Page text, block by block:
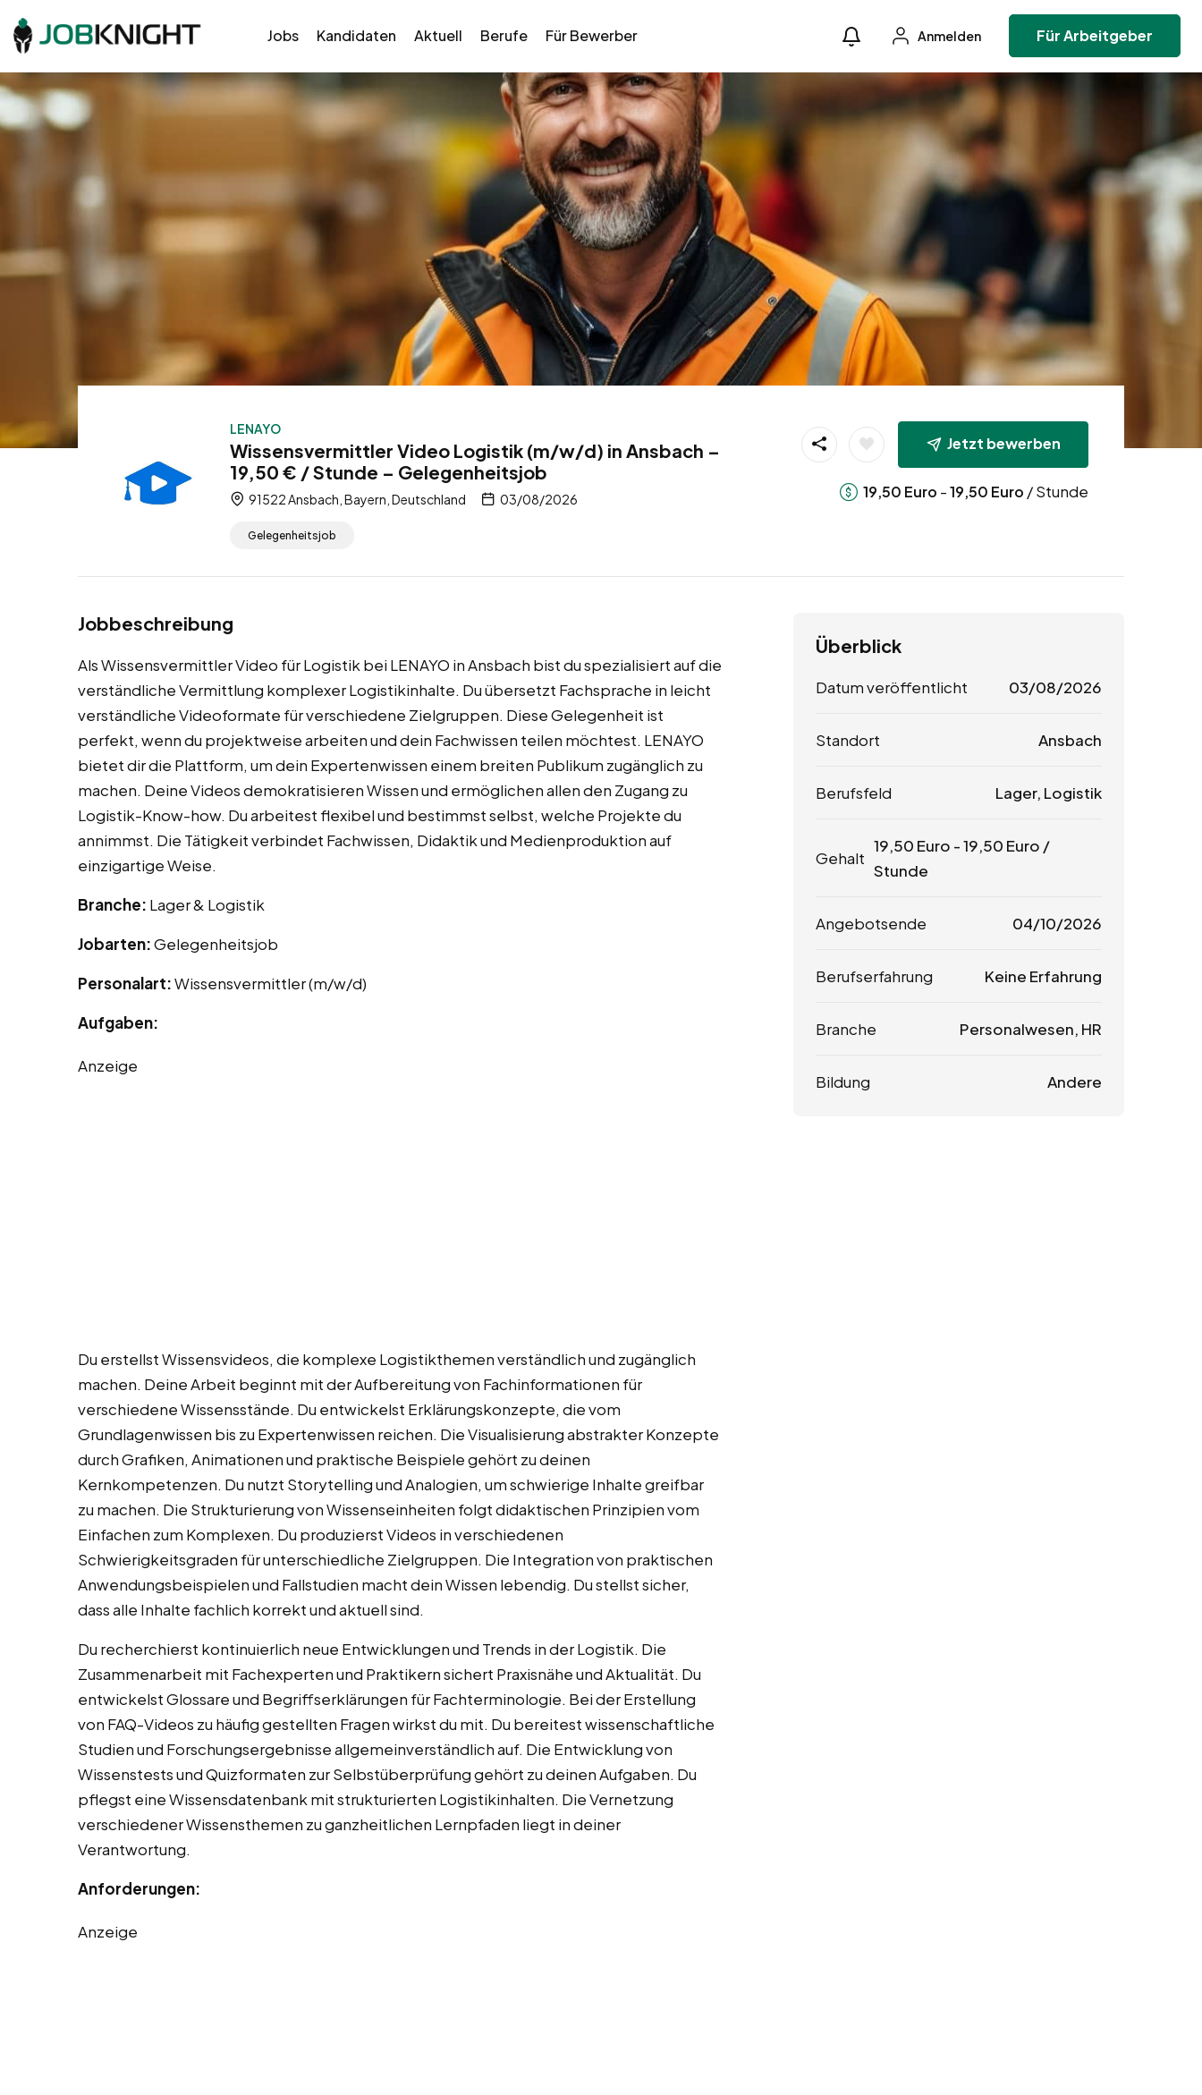
Jobs Kandidaten Aktuell Berufe Für Bewerber Anmelden Für Arbeitgeber
LENAYO
Wissensvermittler Video Logistik (m/w/d) in Ansbach –
19,50 € / Stunde – Gelegenheitsjob
91522 Ansbach, Bayern, Deutschland 03/08/2026
Gelegenheitsjob
Jetzt bewerben
19,50 Euro -19,50 Euro / Stunde
Jobbeschreibung
Als Wissensvermittler Video für Logistik bei LENAYO in Ansbach bist du spezialisiert auf die
verständliche Vermittlung komplexer Logistikinhalte. Du übersetzt Fachsprache in leicht
verständliche Videoformate für verschiedene Zielgruppen. Diese Gelegenheit ist
perfekt, wenn du projektweise arbeiten und dein Fachwissen teilen möchtest. LENAYO
bietet dir die Plattform, um dein Expertenwissen einem breiten Publikum zugänglich zu
machen. Deine Videos demokratisieren Wissen und ermöglichen allen den Zugang zu
Logistik-Know-how. Du arbeitest flexibel und bestimmst selbst, welche Projekte du
annimmst. Die Tätigkeit verbindet Fachwissen, Didaktik und Medienproduktion auf
einzigartige Weise.
Branche: Lager & Logistik
Jobarten:Gelegenheitsjob
Personalart:Wissensvermittler (m/w/d)
Aufgaben:
Anzeige
Du erstellst Wissensvideos, die komplexe Logistikthemen verständlich und zugänglich
machen. Deine Arbeit beginnt mit der Aufbereitung von Fachinformationen für
verschiedene Wissensstände. Du entwickelst Erklärungskonzepte, die vom
Grundlagenwissen bis zu Expertenwissen reichen. Die Visualisierung abstrakter Konzepte
durch Grafiken, Animationen und praktische Beispiele gehört zu deinen
Kernkompetenzen. Du nutzt Storytelling und Analogien, um schwierige Inhalte greifbar
zu machen. Die Strukturierung von Wissenseinheiten folgt didaktischen Prinzipien vom
Einfachen zum Komplexen. Du produzierst Videos in verschiedenen
Schwierigkeitsgraden für unterschiedliche Zielgruppen. Die Integration von praktischen
Anwendungsbeispielen und Fallstudien macht dein Wissen lebendig. Du stellst sicher,
dass alle Inhalte fachlich korrekt und aktuell sind.
Du recherchierst kontinuierlich neue Entwicklungen und Trends in der Logistik. Die
Zusammenarbeit mit Fachexperten und Praktikern sichert Praxisnähe und Aktualität. Du
entwickelst Glossare und Begriffserklärungen für Fachterminologie. Bei der Erstellung
von FAQ-Videos zu häufig gestellten Fragen wirkst du mit. Du bereitest wissenschaftliche
Studien und Forschungsergebnisse allgemeinverständlich auf. Die Entwicklung von
Wissenstests und Quizformaten zur Selbstüberprüfung gehört zu deinen Aufgaben. Du
pflegst eine Wissensdatenbank mit strukturierten Logistikinhalten. Die Vernetzung
verschiedener Wissensthemen zu ganzheitlichen Lernpfaden liegt in deiner
Verantwortung.
Anforderungen:
Anzeige
Überblick
Datum veröffentlicht 03/08/2026
Standort Ansbach
Berufsfeld Lager, Logistik
Gehalt
19,50 Euro -19,50 Euro /
Stunde
Angebotsende 04/10/2026
Berufserfahrung Keine Erfahrung
Branche Personalwesen, HR
Bildung Andere